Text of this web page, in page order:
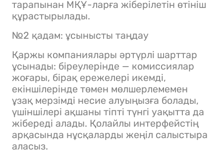
тарапынан МҚҰ-ларға жіберілетін өтініш
құрастырылады.
№2 қадам: ұсынысты таңдау
Қаржы компаниялары әртүрлі шарттар
ұсынады: біреулерінде — комиссиялар
жоғары, бірақ ережелері икемді,
екіншілерінде төмен мөлшерлемемен
ұзақ мерзімді несие алуыңызға болады,
үшіншілері ақшаны тіпті түнгі уақытта да
жібереді алады. Қолайлы интерфейстің
арқасында нұсқаларды жеңіл салыстыра
аласыз.